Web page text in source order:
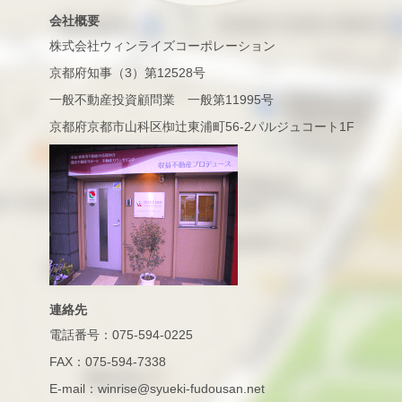
会社概要
株式会社ウィンライズコーポレーション
京都府知事（3）第12528号
一般不動産投資顧問業 一般第11995号
京都府京都市山科区椥辻東浦町56-2パルジュコート1F
連絡先
電話番号：075-594-0225
FAX：075-594-7338
E-mail：winrise@syueki-fudousan.net